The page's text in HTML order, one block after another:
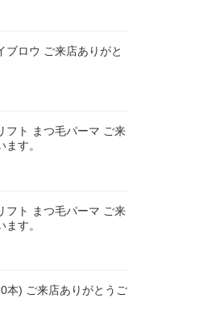
ブロウ ご来店ありがと
フト まつ毛パーマ ご来
す。
フト まつ毛パーマ ご来
す。
本) ご来店ありがとうご